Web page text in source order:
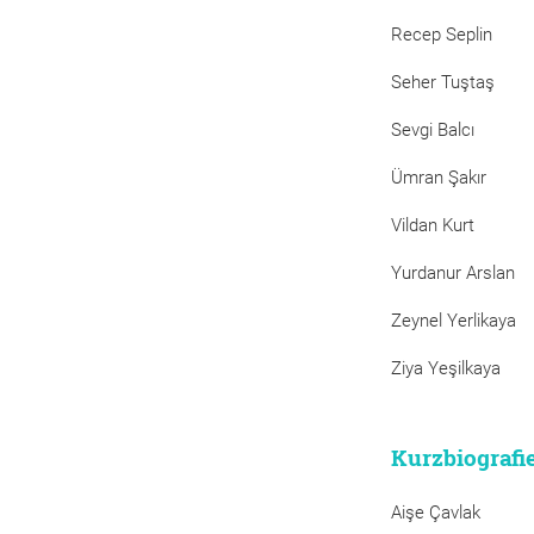
Recep Seplin
Seher Tuştaş
Sevgi Balcı
Ümran Şakır
Vildan Kurt
Yurdanur Arslan
Zeynel Yerlikaya
Ziya Yeşilkaya
Aişe Çavlak